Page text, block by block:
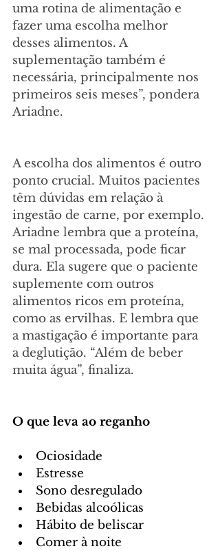
uma rotina de alimentação e
fazer uma escolha melhor
desses alimentos. A
suplementação também é
necessária, principalmente nos
primeiros seis meses”, pondera
Ariadne.
A escolha dos alimentos é outro
ponto crucial. Muitos pacientes
têm dúvidas em relação à
ingestão de carne, por exemplo.
Ariadne lembra que a proteína,
se mal processada, pode ficar
dura. Ela sugere que o paciente
suplemente com outros
alimentos ricos em proteína,
como as ervilhas. E lembra que
a mastigação é importante para
a deglutição. “Além de beber
muita água”, finaliza.
O que leva ao reganho
Ociosidade
Estresse
Sono desregulado
Bebidas alcoólicas
Hábito de beliscar
Comer à noite